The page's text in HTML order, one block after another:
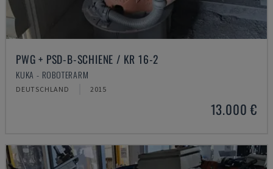
PWG + PSD-B-SCHIENE / KR 16-2
KUKA - ROBOTERARM
DEUTSCHLAND 2015
13.000 €